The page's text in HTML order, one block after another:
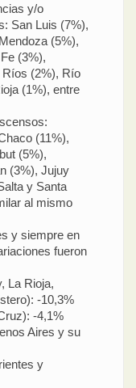
y/o
San Luis (7%),
(5%),
(3%),
Ríos (2%), Río
(1%), entre
(11%),
(5%),
(3%), Jujuy
y Santa
al mismo
y siempre en
fueron
La Rioja,
-10,3%
-4,1%
Aires y su
y